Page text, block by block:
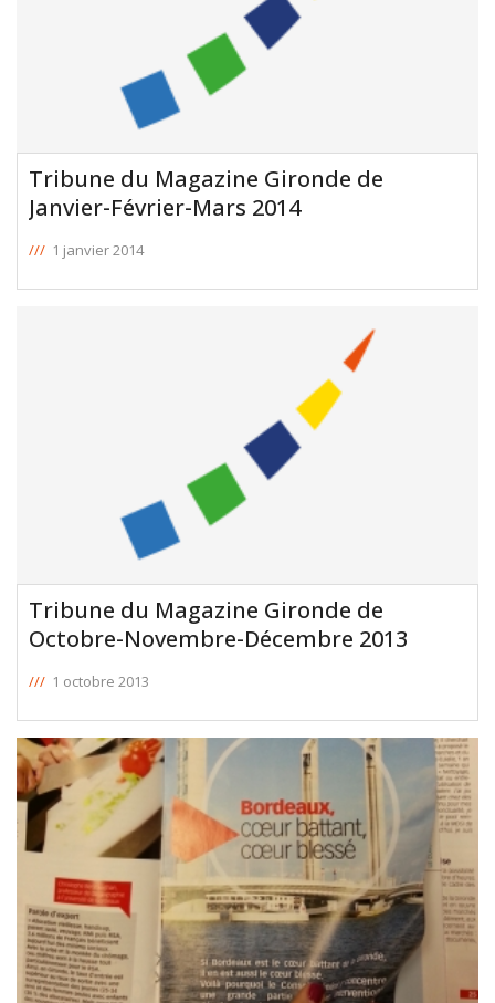
Tribune du Magazine Gironde de
Janvier-Février-Mars 2014
/// 1 janvier 2014
Tribune du Magazine Gironde de
Octobre-Novembre-Décembre 2013
/// 1 octobre 2013